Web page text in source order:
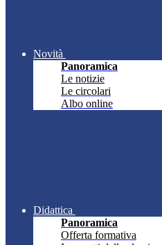
Novità
Panoramica
Le notizie
Le circolari
Albo online
Didattica
Panoramica
Offerta formativa